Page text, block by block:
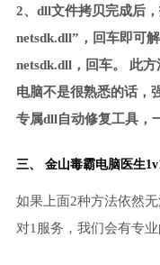
2、dll文件拷贝完成后
netsdk.dll”，回车即可
netsdk.dll，回车。 此
电脑不是很熟悉的话，
专属dll自动修复工具，
三、 金山毒霸电脑医生
如果上面2种方法依然
对1服务，我们会有专